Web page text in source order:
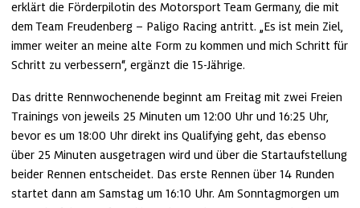
erklärt die Förderpilotin des Motorsport Team Germany, die mit
dem Team Freudenberg – Paligo Racing antritt. „Es ist mein Ziel,
immer weiter an meine alte Form zu kommen und mich Schritt für
Schritt zu verbessern“, ergänzt die 15-Jährige.
Das dritte Rennwochenende beginnt am Freitag mit zwei Freien
Trainings von jeweils 25 Minuten um 12:00 Uhr und 16:25 Uhr,
bevor es um 18:00 Uhr direkt ins Qualifying geht, das ebenso
über 25 Minuten ausgetragen wird und über die Startaufstellung
beider Rennen entscheidet. Das erste Rennen über 14 Runden
startet dann am Samstag um 16:10 Uhr. Am Sonntagmorgen um